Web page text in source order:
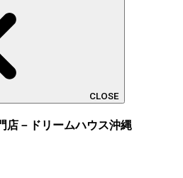
CLOSE
店－ドリームハウス沖縄